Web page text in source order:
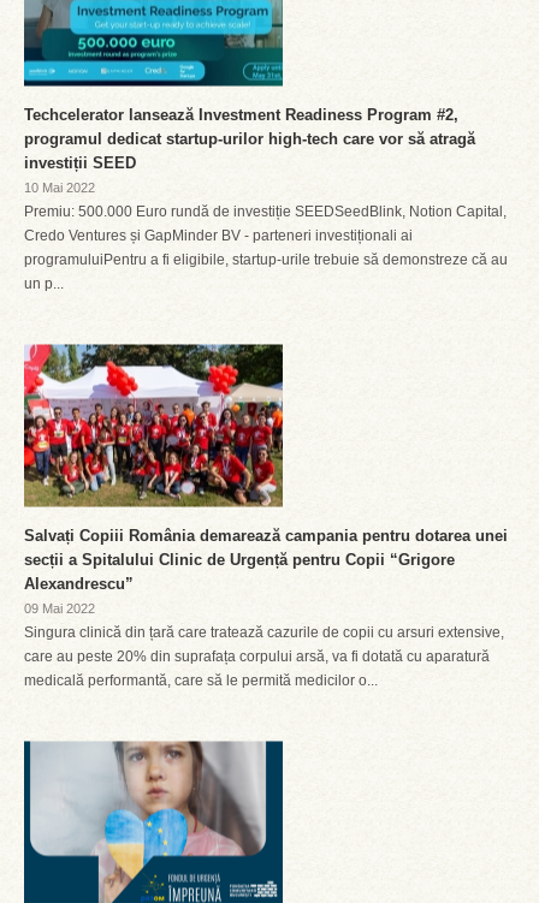
Techcelerator lansează Investment Readiness Program #2,
programul dedicat startup-urilor high-tech care vor să atragă
investiții SEED
10 Mai 2022
Premiu: 500.000 Euro rundă de investiție SEEDSeedBlink, Notion Capital,
Credo Ventures și GapMinder BV - parteneri investiționali ai
programuluiPentru a fi eligibile, startup-urile trebuie să demonstreze că au
un p...
Salvați Copiii România demarează campania pentru dotarea unei
secții a Spitalului Clinic de Urgență pentru Copii “Grigore
Alexandrescu”
09 Mai 2022
Singura clinică din țară care tratează cazurile de copii cu arsuri extensive,
care au peste 20% din suprafața corpului arsă, va fi dotată cu aparatură
medicală performantă, care să le permită medicilor o...